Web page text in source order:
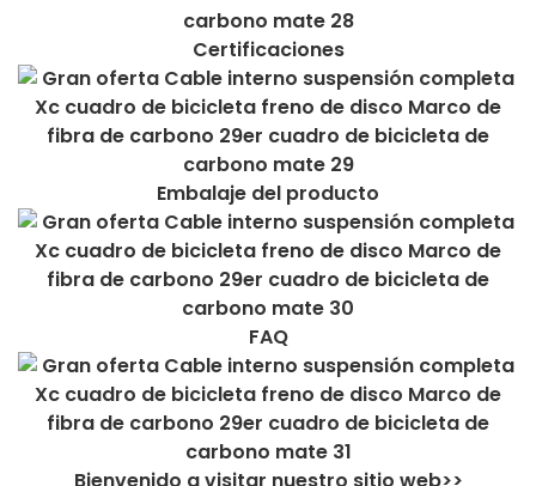
Certificaciones
Embalaje del producto
FAQ